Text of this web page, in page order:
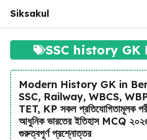
content
Siksakul
SSC history GK
Modern History GK in
SSC, Railway, WBCS,
TET, KP সকল প্রতিযোগিতামূলক
আধুনিক ভারতের ইতিহাস MCQ
গুরুত্বপূর্ণ প্রশ্নোত্তর